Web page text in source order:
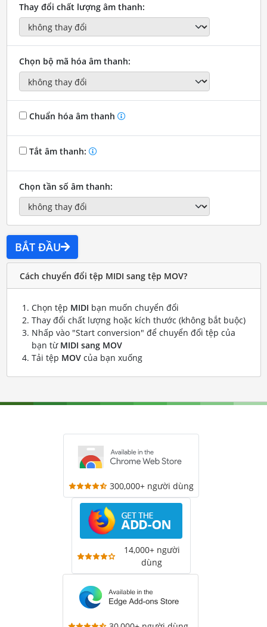
Thay đổi chất lượng âm thanh:
Chọn bộ mã hóa âm thanh:
Chuẩn hóa âm thanh
Tắt âm thanh:
Chọn tần số âm thanh:
BẮT ĐẦU
Cách chuyển đổi tệp MIDI sang tệp MOV?
Chọn tệp MIDI bạn muốn chuyển đổi
Thay đổi chất lượng hoặc kích thước (không bắt buộc)
Nhấp vào "Start conversion" để chuyển đổi tệp của
bạn từ MIDI sang MOV
Tải tệp MOVcủa bạn xuống
300,000+ người dùng
14,000+ người
dùng